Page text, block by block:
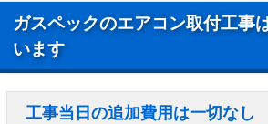
ガスペックのエアコン取付工事
います
工事当日の追加費用は一切なし